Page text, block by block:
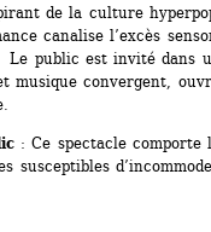
de la culture
canalise l’excès
public est invité dans
musique convergent,
: Ce spectacle comporte
susceptibles